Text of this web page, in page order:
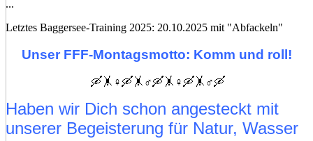
...
Letztes Baggersee-Training 2025: 20.10.2025 mit "Abfackeln"
Unser FFF-Montagsmotto: Komm und roll!
🛶🤸♀️🛶🤸♂️🛶🤸♀️🛶🤸♂️🛶
Haben wir Dich schon angesteckt mit
unserer Begeisterung für Natur, Wasser